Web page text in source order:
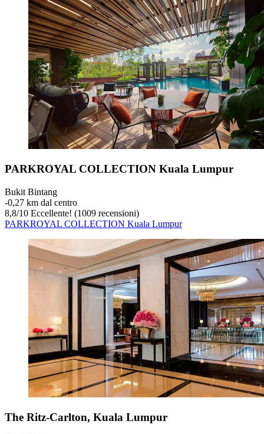
PARKROYAL COLLECTION Kuala Lumpur
Bukit Bintang
‐0,27 km dal centro
8,8/10 Eccellente! (1009 recensioni)
PARKROYAL COLLECTION Kuala Lumpur
The Ritz-Carlton, Kuala Lumpur